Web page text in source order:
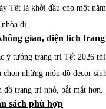
Tết là khởi đầu cho một
đi.
gian, diện tích
ý tưởng trang trí Tết 2026
chọn những món đồ decor
đồ trang trí nhỏ, bắt mắt hơn.
sách phù hợp